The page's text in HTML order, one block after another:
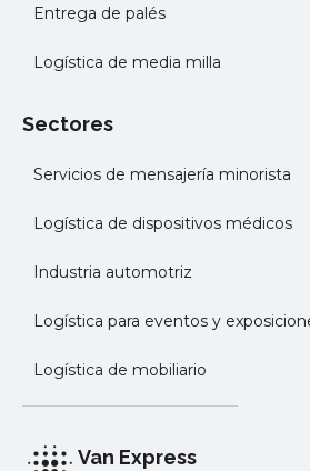
Entrega de palés
Logística de media milla
Sectores
Servicios de mensajería minorista
Logística de dispositivos médicos
Industria automotriz
Logística para eventos y
Logística de mobiliario
Van Express